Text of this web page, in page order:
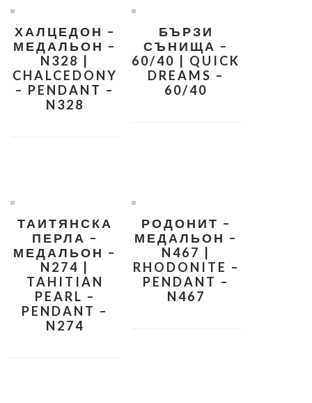
ХАЛЦЕДОН –
МЕДАЛЬОН –
N328 |
CHALCEDONY
– PENDANT –
N328
БЪРЗИ
СЪНИЩА –
60/40 | QUICK
DREAMS –
60/40
ТАИТЯНСКА
ПЕРЛА –
МЕДАЛЬОН –
N274 |
TAHITIAN
PEARL –
PENDANT –
N274
РОДОНИТ –
МЕДАЛЬОН –
N467 |
RHODONITE –
PENDANT –
N467